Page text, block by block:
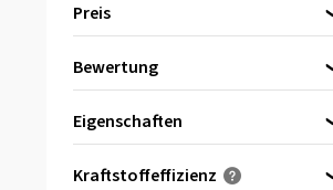
CrossContact RX
CrossContact UHP(28)
EcoContact 3
Preis
von
bis
Bewertung
Eigenschaften
Kraftstoffeffizienz